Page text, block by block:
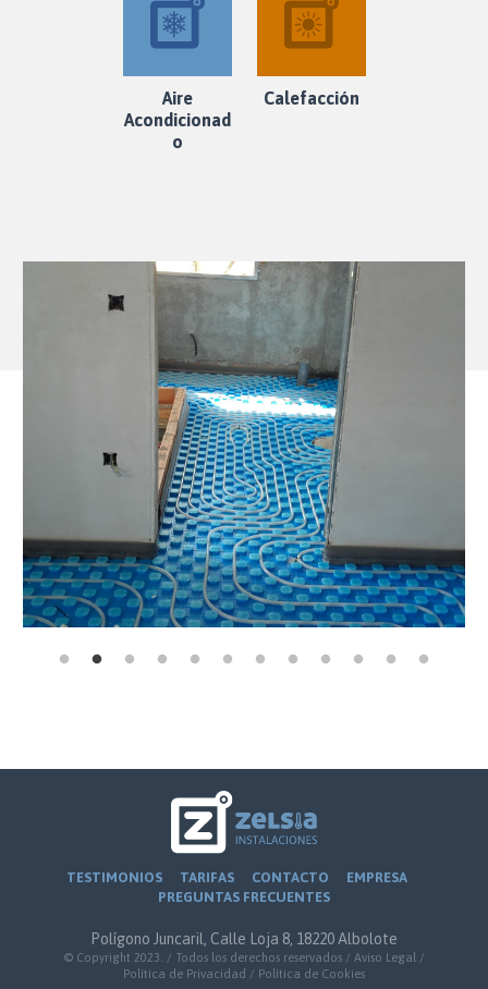
Aire
Acondicionad
o
Calefacción
TESTIMONIOS TARIFAS CONTACTO
EMPRESA
PREGUNTAS FRECUENTES
Polígono Juncaril, Calle Loja 8, 18220 Albolote
© Copyright 2023. / Todos los derechos reservados / Aviso Legal
/
Política de Privacidad / Política de Cookies